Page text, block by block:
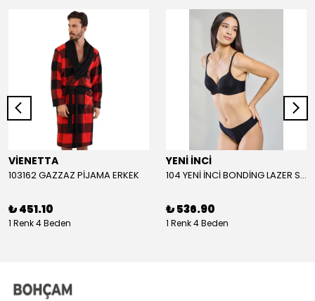
VİENETTA
103162 GAZZAZ PİJAMA ERKEK
₺ 451.10
1 Renk 4 Beden
YENİ İNCİ
104 YENİ İNCİ BONDİNG LAZER SÜTYEN KADIN
₺ 536.90
1 Renk 4 Beden